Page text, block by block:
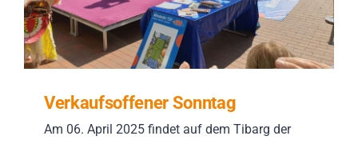
Verkaufsoffener Sonntag
Am 06. April 2025 findet auf dem Tibarg der